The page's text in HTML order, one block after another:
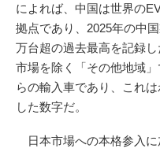
によれば、中国は世界の
拠点であり、2025年の中
万台超の過去最高を記録
市場を除く「その他地域
らの輸入車であり、これ
した数字だ。
日本市場への本格参入に